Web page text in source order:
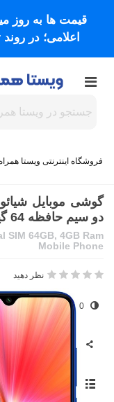
قیمت ها به روز
اعلامی؛ در
فروشگاه اینترنتی ویستا
دو سیم حافظه 64 گیگابایت و رم 4 گیگابایت
SIM 64GB, 4GB Ram
Mobile Phone
نظر دهید
0